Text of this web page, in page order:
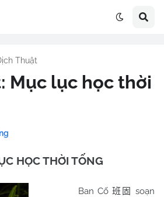
Thuật
Mục lục học thời
HỌC THỜI TỐNG
Ban Cố 班固
soạn